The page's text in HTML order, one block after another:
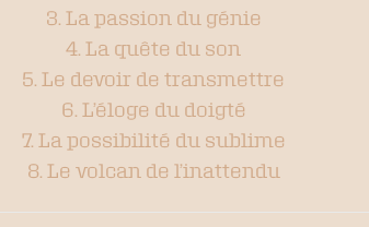
3. La passion du génie
4. La quête du son
5. Le devoir de transmettre
6. L’éloge du doigté
7. La possibilité du sublime
8. Le volcan de l’inattendu